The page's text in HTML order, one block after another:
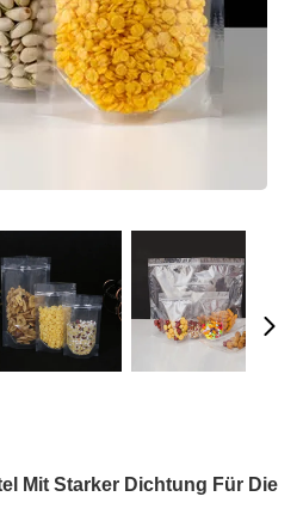
Mit Starker Dichtung Für Die